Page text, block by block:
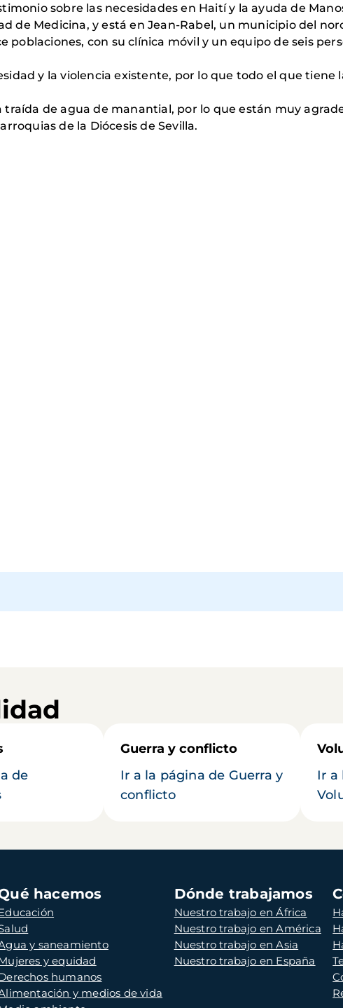
sobre las necesidades en Haití y la ayuda de
de Medicina, y está en Jean-Rabel, un municipio del
poblaciones, con su clínica móvil y un equipo de seis
y la violencia existente, por lo que todo el que tiene
de agua de manantial, por lo que están muy
de la Diócesis de Sevilla.
de
Guerra y conflicto
Ir a la página de Guerra y
conflicto
Ir a
hacemos
y saneamiento
y equidad
humanos
y medios de vida
Dónde trabajamos
Nuestro trabajo en África
Nuestro trabajo en América
Nuestro trabajo en Asia
Nuestro trabajo en España